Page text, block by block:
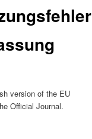
version of the EU
Official Journal.